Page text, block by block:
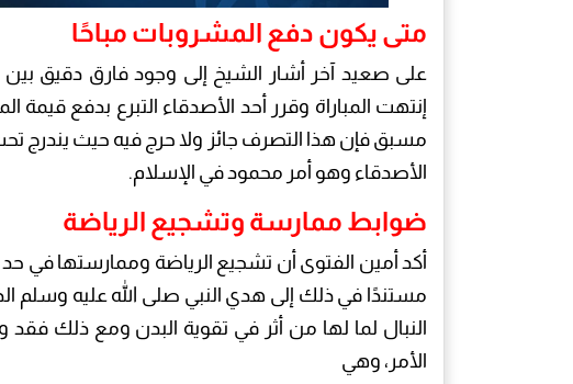
متى يكون دفع المشروبات مباحًا
على صعيد آخر أشار الشيخ إلى وجود فارق دقيق بين
إنتهت المباراة وقرر أحد الأصدقاء التبرع بدفع
مسبق فإن هذا التصرف جائز ولا حرج فيه حيث يندرج
الأصدقاء وهو أمر محمود في الإسلام.
ضوابط ممارسة وتشجيع الرياضة
أكد أمين الفتوى أن تشجيع الرياضة وممارستها في
مستندًا في ذلك إلى هدي النبي صلى الله عليه وسلم
النبال لما لها من أثر في تقوية البدن ومع ذلك
الأمر، وهي